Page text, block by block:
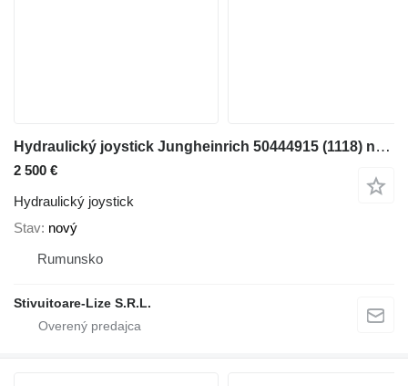
Hydraulický joystick Jungheinrich 50444915 (1118) na vysokozdvižného vozíka
2 500 €
Hydraulický joystick
Stav nový
Rumunsko
Stivuitoare-Lize S.R.L.